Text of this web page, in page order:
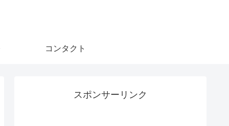
コンタクト
スポンサーリンク